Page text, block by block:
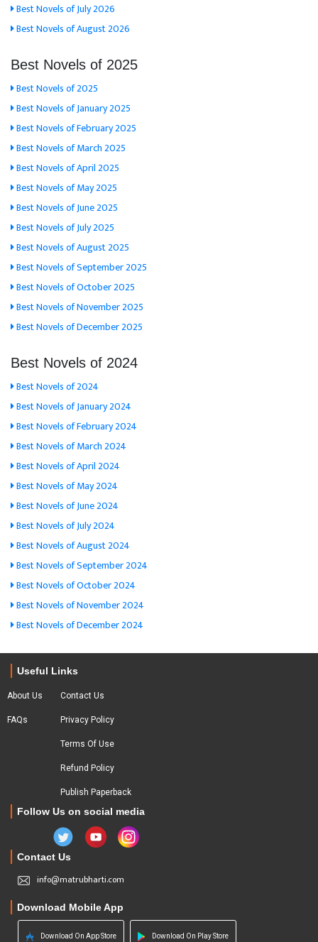
Best Novels of July 2026
Best Novels of August 2026
Best Novels of 2025
Best Novels of 2025
Best Novels of January 2025
Best Novels of February 2025
Best Novels of March 2025
Best Novels of April 2025
Best Novels of May 2025
Best Novels of June 2025
Best Novels of July 2025
Best Novels of August 2025
Best Novels of September 2025
Best Novels of October 2025
Best Novels of November 2025
Best Novels of December 2025
Best Novels of 2024
Best Novels of 2024
Best Novels of January 2024
Best Novels of February 2024
Best Novels of March 2024
Best Novels of April 2024
Best Novels of May 2024
Best Novels of June 2024
Best Novels of July 2024
Best Novels of August 2024
Best Novels of September 2024
Best Novels of October 2024
Best Novels of November 2024
Best Novels of December 2024
Useful Links
About Us
FAQs
Contact Us
Privacy Policy
Terms Of Use
Refund Policy
Publish Paperback
Follow Us on social media
Contact Us
info@matrubharti.com
Download Mobile App
Download On App Store Download On Play Store